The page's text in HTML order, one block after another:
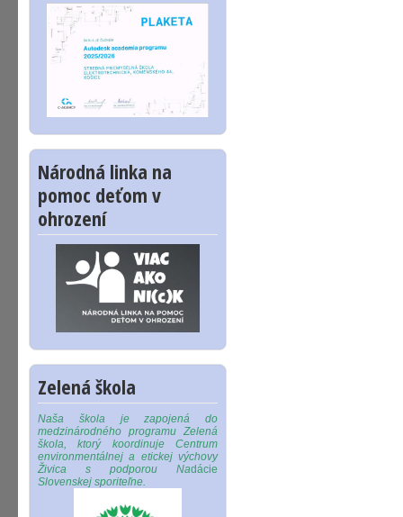
Národná linka na
pomoc deťom v
ohrození
Zelená škola
Naša škola je zapojená do
medzinárodného programu Zelená
škola, ktorý koordinuje Centrum
environmentálnej a etickej výchovy
Živica s podporou Nadácie
Slovenskej sporiteľne.